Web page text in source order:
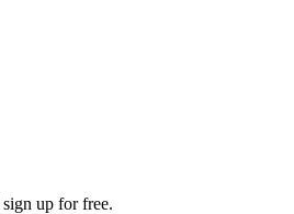
sign up for free.